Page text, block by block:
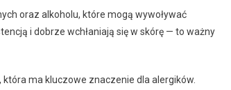
oraz alkoholu, które mogą wywoływać
i dobrze wchłaniają się w skórę — to ważny
ma kluczowe znaczenie dla alergików.